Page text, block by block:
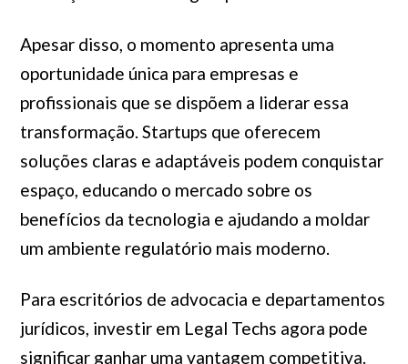
Apesar disso, o momento apresenta uma
oportunidade única para empresas e
profissionais que se dispõem a liderar essa
transformação. Startups que oferecem
soluções claras e adaptáveis podem conquistar
espaço, educando o mercado sobre os
benefícios da tecnologia e ajudando a moldar
um ambiente regulatório mais moderno.
Para escritórios de advocacia e departamentos
jurídicos, investir em Legal Techs agora pode
significar ganhar uma vantagem competitiva.